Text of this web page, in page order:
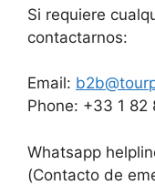
Si requiere
contactarnos:
Email:
Phone: +33 1 82
Whatsapp
(Contacto de